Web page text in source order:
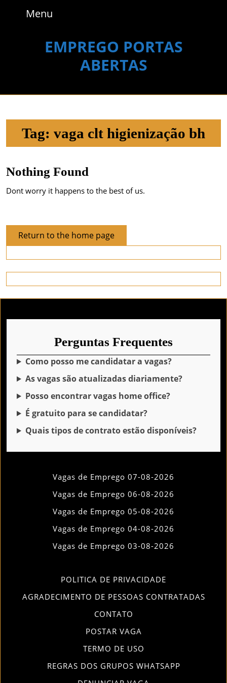
Menu
EMPREGO PORTAS
ABERTAS
Tag: vaga clt higienização bh
Nothing Found
Dont worry it happens to the best of us.
Return to the home pageReturn
to
the
home
page
Perguntas Frequentes
Como posso me candidatar a vagas?
As vagas são atualizadas diariamente?
Posso encontrar vagas home office?
É gratuito para se candidatar?
Quais tipos de contrato estão disponíveis?
Vagas de Emprego 07-08-2026
Vagas de Emprego 06-08-2026
Vagas de Emprego 05-08-2026
Vagas de Emprego 04-08-2026
Vagas de Emprego 03-08-2026
POLITICA DE PRIVACIDADE
AGRADECIMENTO DE PESSOAS CONTRATADAS
CONTATO
POSTAR VAGA
TERMO DE USO
REGRAS DOS GRUPOS WHATSAPP